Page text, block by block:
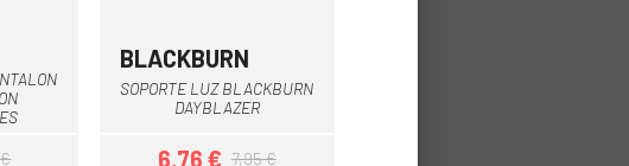
Negro
BLACKBURN
SOPORTE LUZ BLACKBURN
DAYBLAZER
6,76 € 7,95 €